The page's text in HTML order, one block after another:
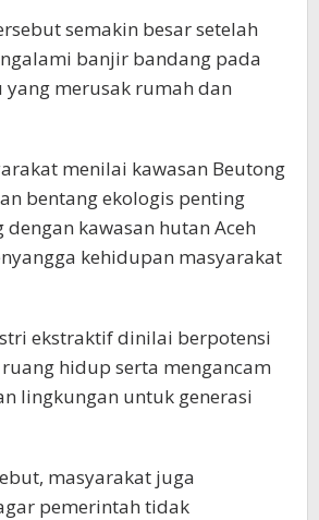
semakin besar setelah
banjir bandang pada
merusak rumah dan
menilai kawasan Beutong
bentang ekologis penting
kawasan hutan Aceh
kehidupan masyarakat
ekstraktif dinilai berpotensi
hidup serta mengancam
lingkungan untuk generasi
masyarakat juga
pemerintah tidak